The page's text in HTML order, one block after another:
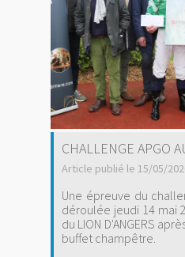
CHALLENGE APGO
Article publié le 15/05/
Une épreuve du
déroulée jeudi 14 mai
du LION D'ANGERS
buffet champêtre.